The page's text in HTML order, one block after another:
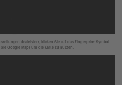
deaktiviert, klicken Sie auf das Fingerprint Symbol
Google Maps um die Karte zu nutzen.